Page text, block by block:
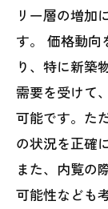
リー層の増加
す。 価格動向
り、特に新築
需要を受けて
可能です。た
の状況を正確
また、内覧の
可能性なども